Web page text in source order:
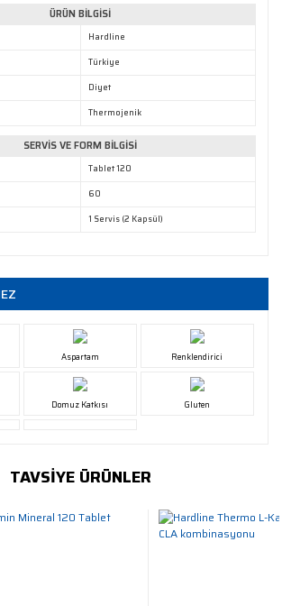
ÜRÜN BİLGİSİ
Hardline
Türkiye
Diyet
Thermojenik
SERVİS VE FORM BİLGİSİ
Tablet 120
60
1 Servis (2 Kapsül)
Aspartam Renklendirici
Domuz Katkısı Gluten
TAVSİYE ÜRÜNLER